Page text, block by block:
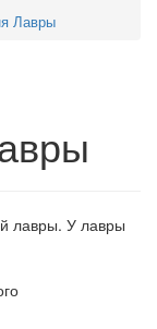
Лавры
лавры. У лавры